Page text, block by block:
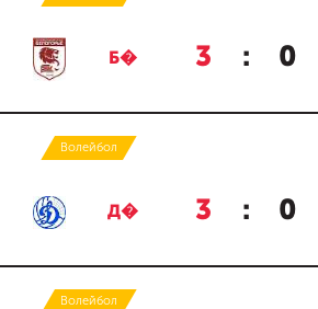
Б� 3 : 0
Волейбол
Д� 3 : 0
Волейбол